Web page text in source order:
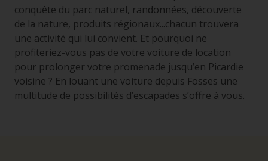
conquête du parc naturel, randonnées, découverte
de la nature, produits régionaux...chacun trouvera
une activité qui lui convient. Et pourquoi ne
profiteriez-vous pas de votre voiture de location
pour prolonger votre promenade jusqu’en Picardie
voisine ? En louant une voiture depuis Fosses une
multitude de possibilités d’escapades s’offre à vous.